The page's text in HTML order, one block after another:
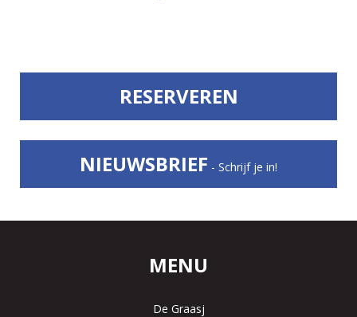
RESERVEREN
NIEUWSBRIEF - Schrijf je in!
MENU
De Graasj